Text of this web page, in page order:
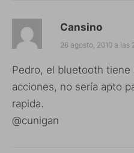
Cansino
26 agosto, 2010 a las
Pedro, el bluetooth tiene
acciones, no sería apto
rapida.
@cunigan